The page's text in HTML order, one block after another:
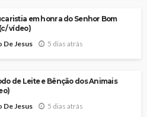
em honra do Senhor Bom
vídeo)
De Jesus 5 dias atrás
de Leite e Bênção dos Animais
De Jesus 5 dias atrás